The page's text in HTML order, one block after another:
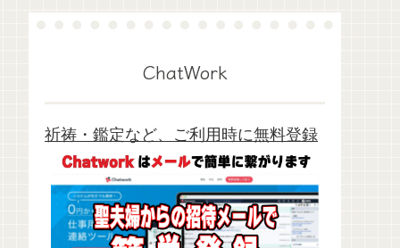
ChatWork
祈祷・鑑定など、ご利用時に無料登録